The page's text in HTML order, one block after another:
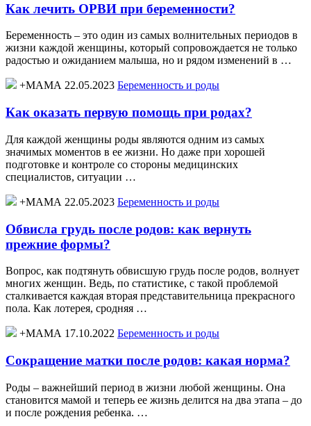
Как лечить ОРВИ при беременности?
Беременность – это один из самых волнительных периодов в
жизни каждой женщины, который сопровождается не только
радостью и ожиданием малыша, но и рядом изменений в …
+МАМА 22.05.2023 Беременность и роды
Как оказать первую помощь при родах?
Для каждой женщины роды являются одним из самых
значимых моментов в ее жизни. Но даже при хорошей
подготовке и контроле со стороны медицинских
специалистов, ситуации …
+МАМА 22.05.2023 Беременность и роды
Обвисла грудь после родов: как вернуть
прежние формы?
Вопрос, как подтянуть обвисшую грудь после родов, волнует
многих женщин. Ведь, по статистике, с такой проблемой
сталкивается каждая вторая представительница прекрасного
пола. Как лотерея, сродняя …
+МАМА 17.10.2022 Беременность и роды
Сокращение матки после родов: какая норма?
Роды – важнейший период в жизни любой женщины. Она
становится мамой и теперь ее жизнь делится на два этапа – до
и после рождения ребенка. …